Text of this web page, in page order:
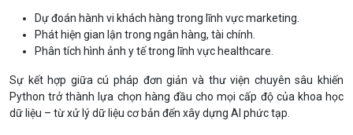
Dự đoán hành vi khách hàng trong lĩnh vực marketing.
Phát hiện gian lận trong ngân hàng, tài chính.
Phân tích hình ảnh y tế trong lĩnh vực healthcare.
Sự kết hợp giữa cú pháp đơn giản và thư viện chuyên sâu khiến
Python trở thành lựa chọn hàng đầu cho mọi cấp độ của khoa học
dữ liệu – từ xử lý dữ liệu cơ bản đến xây dựng AI phức tạp.